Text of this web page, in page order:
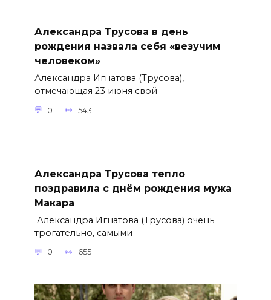
Александра Трусова в день
рождения назвала себя «везучим
человеком»
Александра Игнатова (Трусова),
отмечающая 23 июня свой
0 543
Александра Трусова тепло
поздравила с днём рождения мужа
Макара
Александра Игнатова (Трусова) очень
трогательно, самыми
0 655